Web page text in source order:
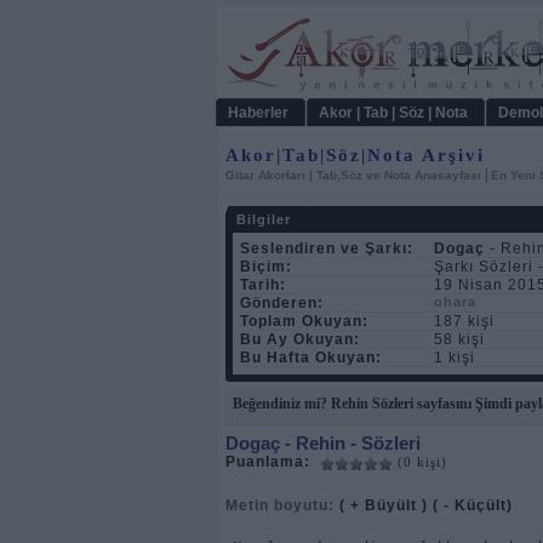
Haberler Akor | Tab | Söz | Nota
Akor|Tab|Söz|Nota Arşivi
Gitar Akorları | Tab,Söz ve Nota Anasayfası En Yeni
Bilgiler
Seslendiren ve Şarkı: Dogaç - Rehin
Biçim:
Şarkı Sözleri
Tarih:
19 Nisan
Gönderen:
ohara
Toplam Okuyan:
187 kişi
Bu Ay Okuyan:
58 kişi
Bu Hafta Okuyan:
1 kişi
Beğendiniz mi? Rehin Sözleri sayfasını Şimdi
Dogaç - Rehin - Sözleri
Puanlama: (0 kişi)
Metin boyutu: ( + Büyült ) ( - Küçült)